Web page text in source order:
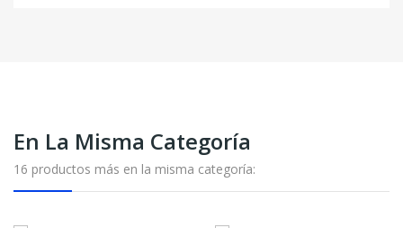
En La Misma Categoría
16 productos más en la misma categoría: